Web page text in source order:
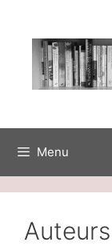
inhoud
Menu